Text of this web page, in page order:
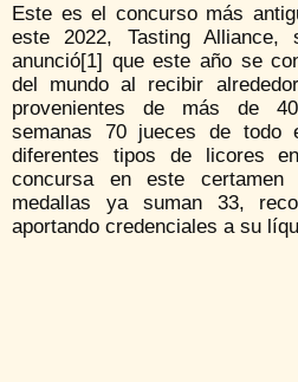
Este es el concurso más
este 2022, Tasting Alliance,
anunció[1] que este año se
del mundo al recibir
provenientes de más de
semanas 70 jueces de todo
diferentes tipos de licores
concursa en este
medallas ya suman 33,
aportando credenciales a su